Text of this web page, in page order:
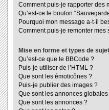
Comment puis-je rapporter des
Qu’est-ce le bouton
Pourquoi mon message a-t-il
Comment puis-je remonter mes
Mise en forme et types de
Qu’est-ce que le BBCode ?
Puis-je utiliser de l’HTML ?
Que sont les émoticônes ?
Puis-je publier des images ?
Que sont les annonces globales
Que sont les annonces ?